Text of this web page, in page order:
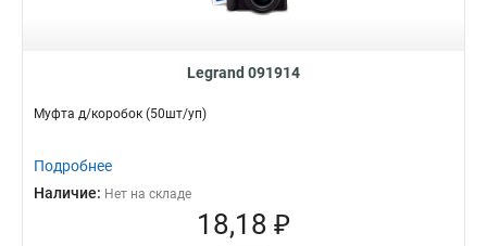
Legrand 091914
Муфта д/коробок (50шт/уп)
Подробнее
Наличие: Нет на складе
18,18 ₽